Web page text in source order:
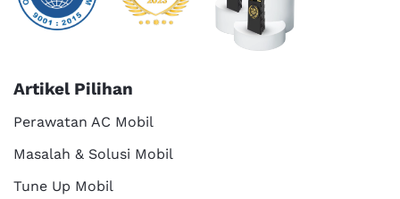
Artikel Pilihan
Perawatan AC Mobil
Masalah & Solusi Mobil
Tune Up Mobil